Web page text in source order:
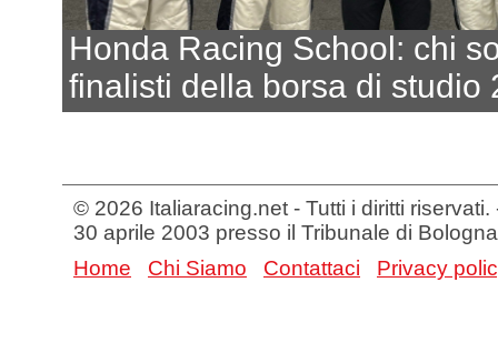
Honda Racing School: chi
finalisti della borsa di studio
© 2026 Italiaracing.net - Tutti i diritti
30 aprile 2003 presso il Tribunale di Bologna
Home
Chi Siamo Contattaci Privacy